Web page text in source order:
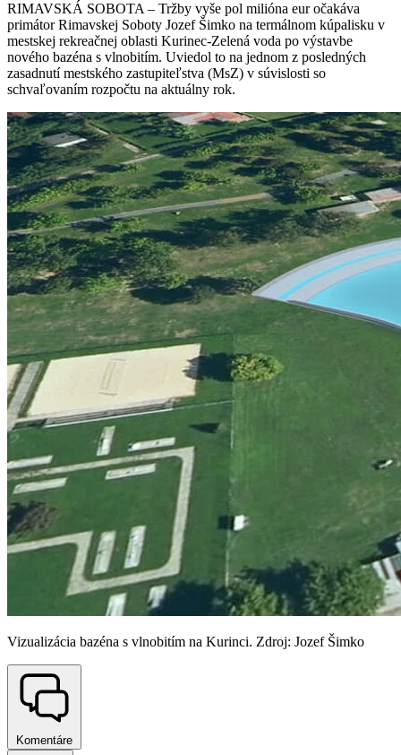
RIMAVSKÁ SOBOTA – Tržby vyše pol milióna eur očakáva
primátor Rimavskej Soboty Jozef Šimko na termálnom kúpalisku v
mestskej rekreačnej oblasti Kurinec-Zelená voda po výstavbe
nového bazéna s vlnobitím. Uviedol to na jednom z posledných
zasadnutí mestského zastupiteľstva (MsZ) v súvislosti so
schvaľovaním rozpočtu na aktuálny rok.
Vizualizácia bazéna s vlnobitím na Kurinci. Zdroj: Jozef Šimko
Komentáre